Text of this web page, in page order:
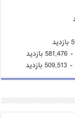
- 581,476 بازدید
- 509,513 بازدید